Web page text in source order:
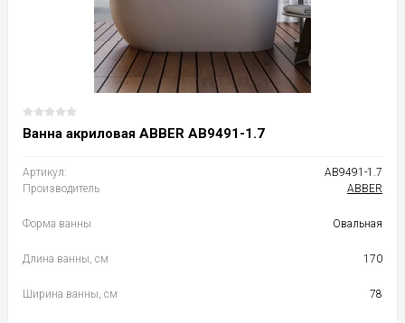
Ванна акриловая ABBER AB9491-1.7
Артикул:
AB9491-1.7
Производитель
ABBER
Форма ванны Овальная
Длина ванны, см 170
Ширина ванны, см 78